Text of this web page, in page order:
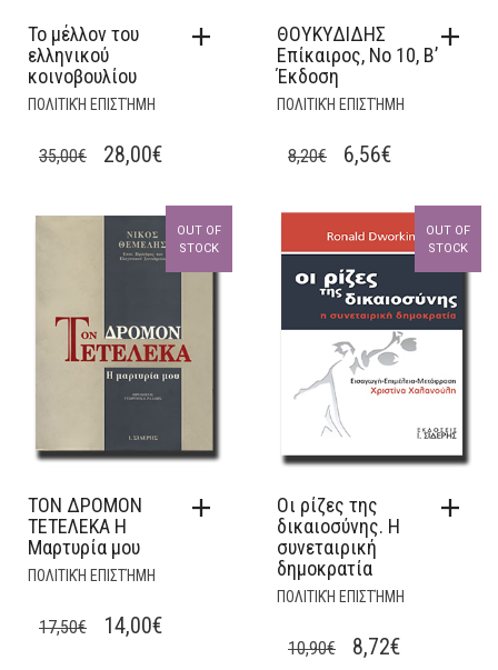
Το μέλλον του
ελληνικού
κοινοβουλίου
ΠΟΛΙΤΙΚΉ ΕΠΙΣΤΉΜΗ
35,00€
ORIGINAL
WAS:
35,00€.
28,00€CURRENT
IS:
28,00€.
ΘΟΥΚΥΔΙΔΗΣ
Επίκαιρος, Νο 10, Β’
Έκδοση
ΠΟΛΙΤΙΚΉ ΕΠΙΣΤΉΜΗ
8,20€
ORIGINAL
WAS:
8,20€.
6,56€CURRENT
IS:
6,56€.
OUT OF
STOCK
ΤΟΝ ΔΡΟΜΟΝ
ΤΕΤΕΛΕΚΑ Η
Μαρτυρία μου
ΠΟΛΙΤΙΚΉ ΕΠΙΣΤΉΜΗ
17,50€
ORIGINAL
14,00€CURRENT
OUT OF
STOCK
Οι ρίζες της
δικαιοσύνης. H
συνεταιρική
δηµοκρατία
ΠΟΛΙΤΙΚΉ ΕΠΙΣΤΉΜΗ
10,90€
ORIGINAL
8,72€CURRENT